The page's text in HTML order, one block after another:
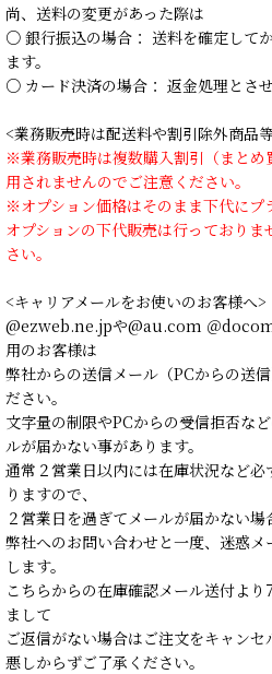
尚、送料の変更があった際は
○ 銀行振込の場合： 送料を確定して
ます。
○ カード決済の場合： 返金処理とさせ
<業務販売時は配送料や割引除外商品
※業務販売時は複数購入割引（まとめ
用されませんのでご注意ください。
※オプション価格はそのまま下代にプ
オプションの下代販売は行っており
さい。
<キャリアメールをお使いのお客様へ>
@ezweb.ne.jpや@au.com ＠
用のお客様は
弊社からの送信メール（PCからの送
ださい。
文字量の制限やPCからの受信拒否な
ルが届かない事があります。
通常２営業日以内には在庫状況など
りますので、
２営業日を過ぎてメールが届かない場
弊社へのお問い合わせと一度、迷惑
します。
こちらからの在庫確認メール送付よ
まして
ご返信がない場合はご注文をキャンセ
悪しからずご了承ください。